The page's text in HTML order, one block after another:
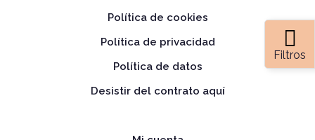
Filtros
Política de cookies
Política de privacidad
Política de datos
Desistir del contrato aquí